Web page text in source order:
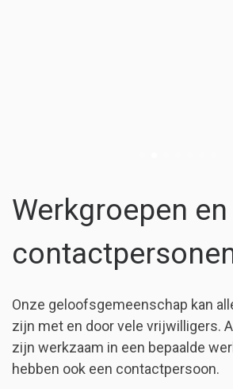
Werkgroepen en
Onze geloofsgemeenschap kan
zijn met en door vele vrijwilligers.
zijn werkzaam in een bepaalde
hebben ook een contactpersoon.